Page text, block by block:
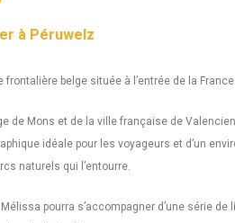
à Péruwelz
frontalière belge située à l’entrée de la France.
de Mons et de la ville française de
idéale pour les voyageurs et d’un
naturels qui l’entourre.
pourra s’accompagner d’une série